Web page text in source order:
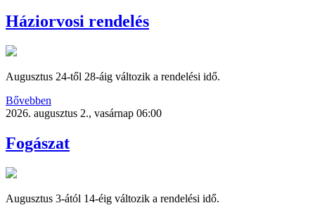
Háziorvosi rendelés
Augusztus 24-től 28-áig változik a rendelési idő.
Bővebben
2026. augusztus 2., vasárnap 06:00
Fogászat
Augusztus 3-ától 14-éig változik a rendelési idő.